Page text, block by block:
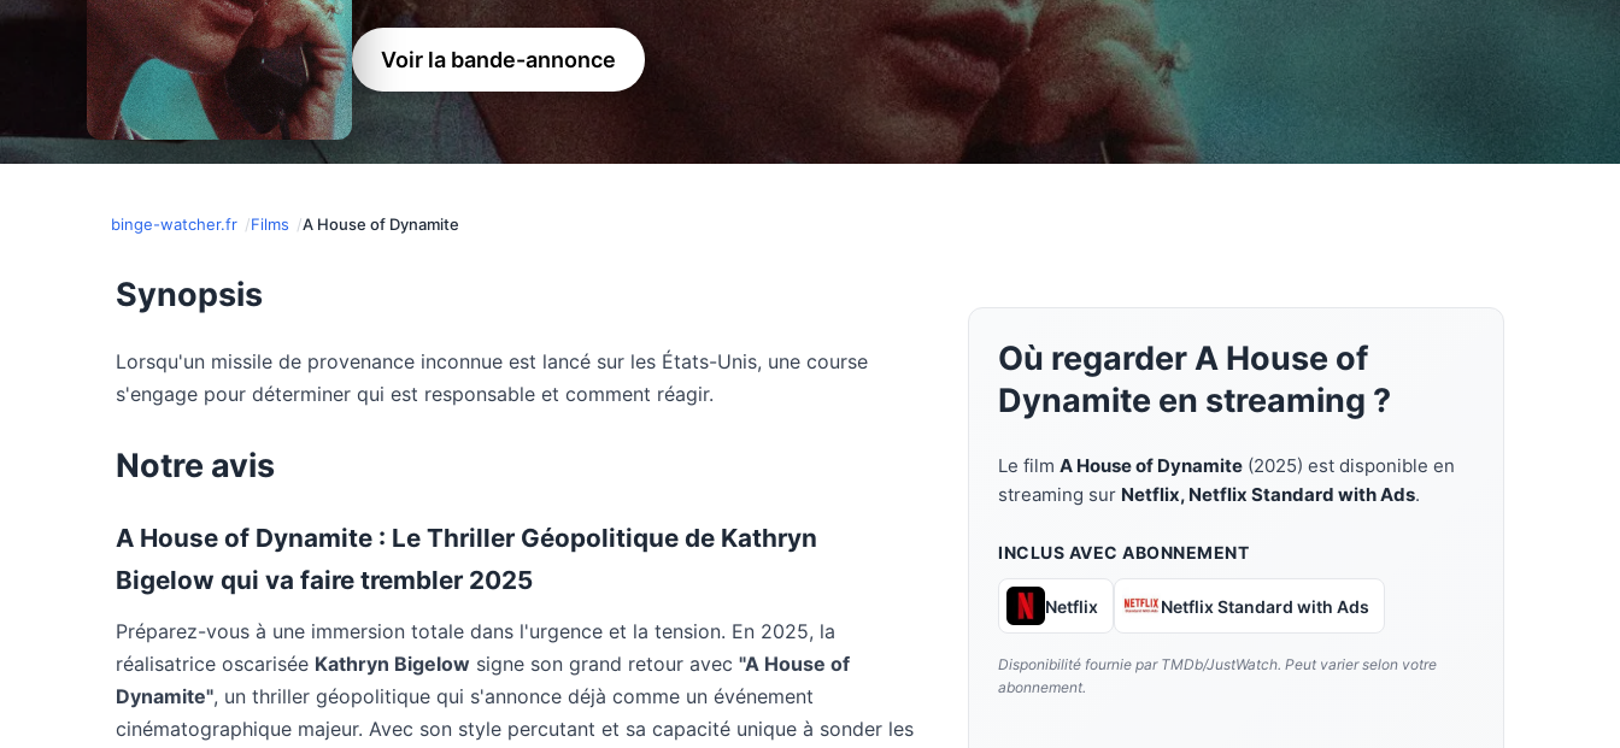
Voir la bande-annonce
binge-watcher.fr Films A House of Dynamite
Synopsis
Lorsqu'un missile de provenance inconnue est lancé sur les États-Unis, une course
s'engage pour déterminer qui est responsable et comment réagir.
Notre avis
A House of Dynamite : Le Thriller Géopolitique de Kathryn
Bigelow qui va faire trembler 2025
Préparez-vous à une immersion totale dans l'urgence et la tension. En 2025, la
réalisatrice oscarisée Kathryn Bigelow signe son grand retour avec "A House of
Dynamite", un thriller géopolitique qui s'annonce déjà comme un événement
cinématographique majeur. Avec son style percutant et sa capacité unique à sonder les
Où regarder A House of
Dynamite en streaming ?
Le filmA House of Dynamite (2025) est disponible en
streaming sur Netflix, Netflix Standard with Ads.
INCLUS AVEC ABONNEMENT
Netflix Netflix Standard with Ads
Disponibilité fournie par TMDb/JustWatch. Peut varier selon votre
abonnement.